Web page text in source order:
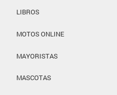
LIBROS
MOTOS ONLINE
MAYORISTAS
MASCOTAS